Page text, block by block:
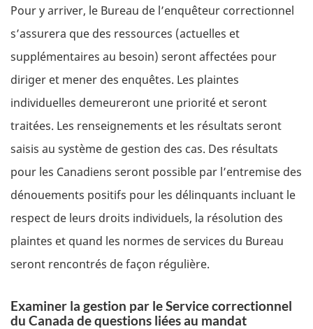
Pour y arriver, le Bureau de l’enquêteur correctionnel
s’assurera que des ressources (actuelles et
supplémentaires au besoin) seront affectées pour
diriger et mener des enquêtes. Les plaintes
individuelles demeureront une priorité et seront
traitées. Les renseignements et les résultats seront
saisis au système de gestion des cas. Des résultats
pour les Canadiens seront possible par l’entremise des
dénouements positifs pour les délinquants incluant le
respect de leurs droits individuels, la résolution des
plaintes et quand les normes de services du Bureau
seront rencontrés de façon régulière.
Examiner la gestion par le Service correctionnel
du Canada de questions liées au mandat